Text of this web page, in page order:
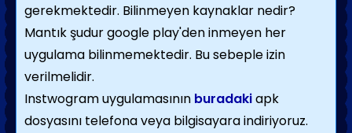
gerekmektedir. Bilinmeyen kaynaklar nedir?
Mantık şudur google play'den inmeyen her
uygulama bilinmemektedir. Bu sebeple izin
verilmelidir.
Instwogram uygulamasının buradakiapk
dosyasını telefona veya bilgisayara indiriyoruz.